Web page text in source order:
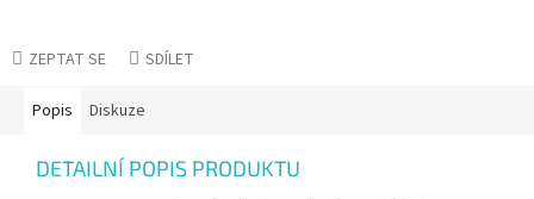
ZEPTAT SE SDÍLET
Popis Diskuze
DETAILNÍ POPIS PRODUKTU